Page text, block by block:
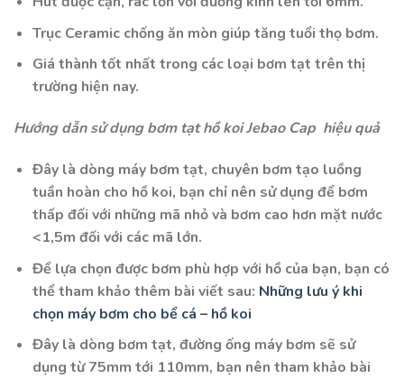
Trục Ceramic chống ăn mòn giúp tăng tuổi thọ bơm.
Giá thành tốt nhất trong các loại bơm tạt trên thị
trường hiện nay.
Hướng dẫn sử dụng bơm tạt hồ koi Jebao Cap hiệu quả
Đây là dòng máy bơm tạt, chuyên bơm tạo luồng
tuần hoàn cho hồ koi, bạn chỉ nên sử dụng để bơm
thấp đối với những mã nhỏ và bơm cao hơn mặt nước
<1,5m đối với các mã lớn.
Để lựa chọn được bơm phù hợp với hồ của bạn, bạn có
thể tham khảo thêm bài viết sau: Những lưu ý khi
chọn máy bơm cho bể cá – hồ koi
Đây là dòng bơm tạt, đường ống máy bơm sẽ sử
dụng từ 75mm tới 110mm, bạn nên tham khảo bài